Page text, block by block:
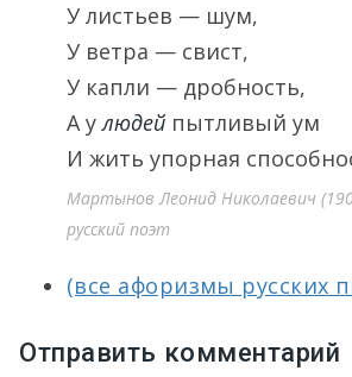
У листьев — шум,
У ветра — свист,
У капли — дробность,
А улюдей пытливый ум
И жить упорная
Мартынов Леонид Николаевич
русский поэт
(все афоризмы русских
Отправить комментарий